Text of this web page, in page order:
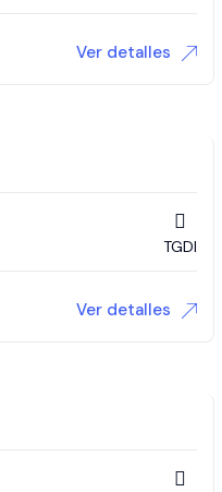
Ver detalles
TGDI
Ver detalles